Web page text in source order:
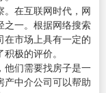
。在互联网时代，网
之一。根据网络搜索
在市场上具有一定的
极的评价。
他们需要找房子是一
产中介公司可以帮助